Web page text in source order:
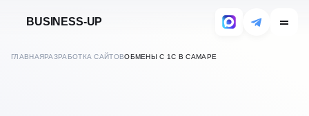
BUSINESS-UP
ГЛАВНАЯРАЗРАБОТКА САЙТОВОБМЕНЫ С 1С В САМАРЕ